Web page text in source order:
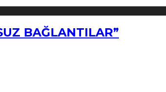
BAĞLANTILAR”